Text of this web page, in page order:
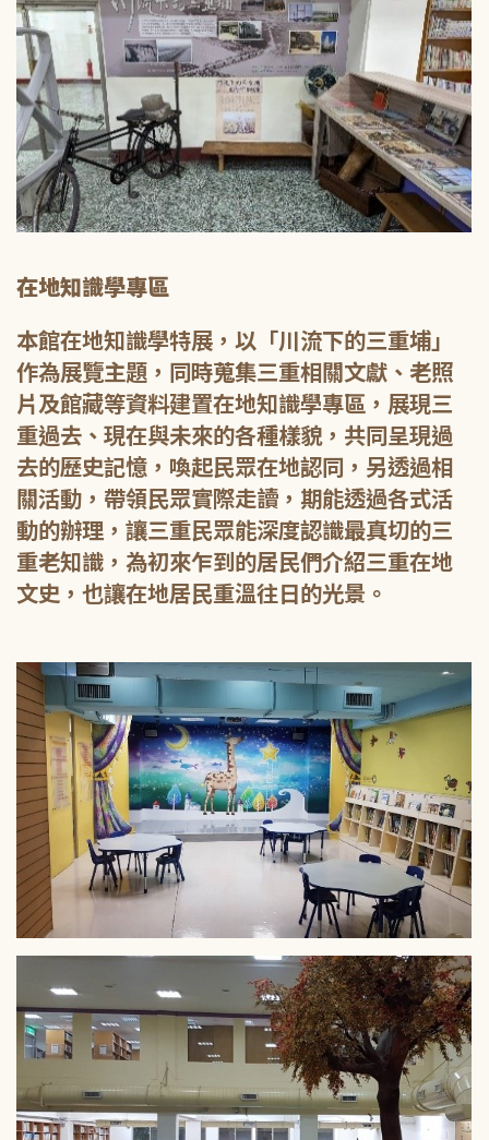
在地知識學專區
本館在地知識學特展，以「川流下的三重埔」
作為展覽主題，同時蒐集三重相關文獻、老照
片及館藏等資料建置在地知識學專區，展現三
重過去、現在與未來的各種樣貌，共同呈現過
去的歷史記憶，喚起民眾在地認同，另透過相
關活動，帶領民眾實際走讀，期能透過各式活
動的辦理，讓三重民眾能深度認識最真切的三
重老知識，為初來乍到的居民們介紹三重在地
文史，也讓在地居民重溫往日的光景。